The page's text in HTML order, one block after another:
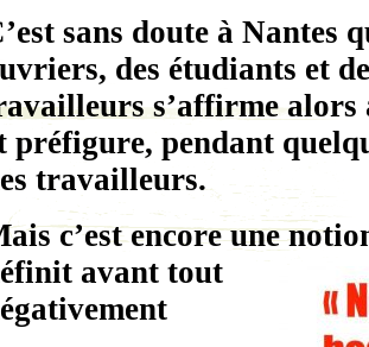
sans doute à Nantes
des étudiants et
s’affirme alors
préfigure, pendant
travailleurs.
c’est encore une
avant tout